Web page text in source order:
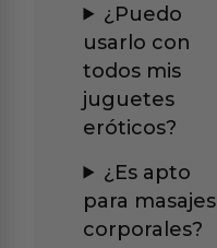
¿Puedo
usarlo con
todos mis
juguetes
eróticos?
¿Es apto
para masajes
corporales?